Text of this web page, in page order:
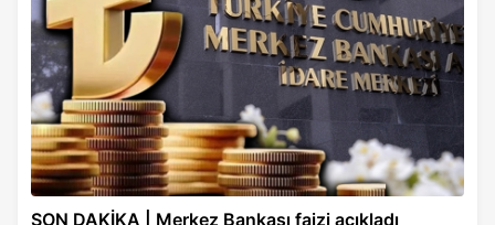
SON DAKİKA | Merkez Bankası faizi açıkladı